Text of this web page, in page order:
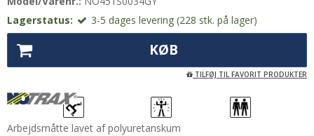
Lagerstatus:
3-5 dages levering (228 stk. på lager)
KØB
TILFØJ TIL FAVORIT PRODUKTER
Arbejdsmåtte lavet af polyuretanskum